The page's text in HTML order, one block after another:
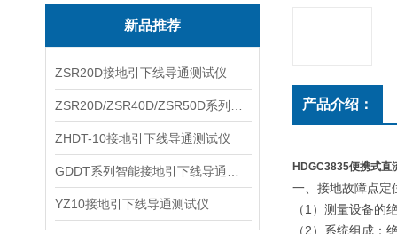
新品推荐
ZSR20D接地引下线导通测试仪
ZHDT-10接地引下线导通测试仪
YZ10接地引下线导通测试仪
产品介绍：
HDGC3835便携式直
一、接地故障点定
（1）测量设备的
（2）系统组成：